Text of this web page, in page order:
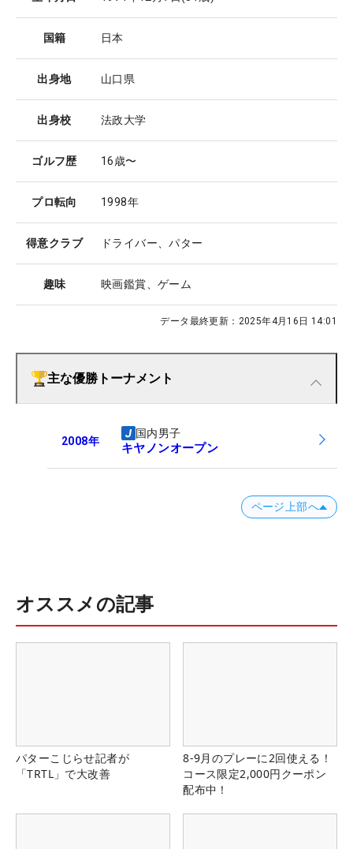
国籍 日本
出身地 山口県
出身校 法政大学
ゴルフ歴 16歳〜
プロ転向 1998年
得意クラブ ドライバー、パター
趣味 映画鑑賞、ゲーム
データ最終更新： 2025年4月16日 14:01
主な優勝トーナメント
2008年
国内男子
キヤノンオープン
ページ上部へ
オススメの記事
パターこじらせ記者が
「TRTL」で大改善
8-9月のプレーに2回使える！
コース限定2,000円クーポン
配布中！